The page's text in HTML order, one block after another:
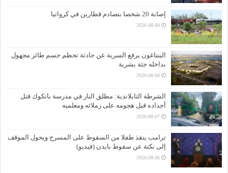
إصابة 20 شخصا بتصادم قطارين في كرواتيا
2026-08-09
البنتاغون يرفع السرية عن حادثة تحطم جسم طائر مجهول
بداخله جثة بشرية
2026-08-08
الشرطة التايلاندية: مطلق النار في مدرسة بانكوك قتل
أجداده قبل هجومه على زملائه ومعلميه
2026-08-07
ترامب ينقذ طفلا من السقوط على المسرح ويحول الموقف
إلى نكتة عن سقوط بايدن (فيديو)
2026-08-06